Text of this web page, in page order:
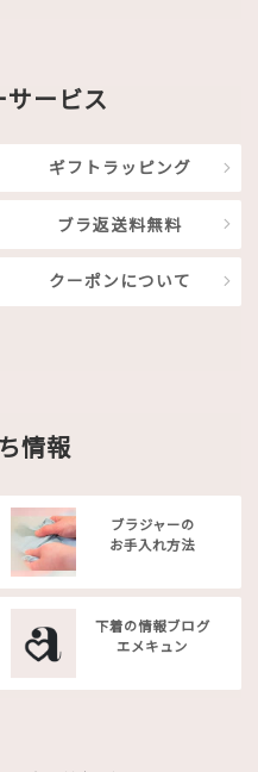
ービス
ギフトラッピング
ブラ返送料無料
クーポンについて
情報
ブラジャーの
お手入れ方法
下着の情報ブログ
エメキュン